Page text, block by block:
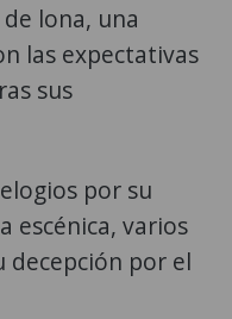
lona, una
las expectativas
sus
por su
escénica, varios
decepción por el